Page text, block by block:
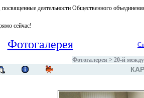
посвященные деятельности Общественного
сейчас!
Фотогалерея
Фотогалерея > 20-й